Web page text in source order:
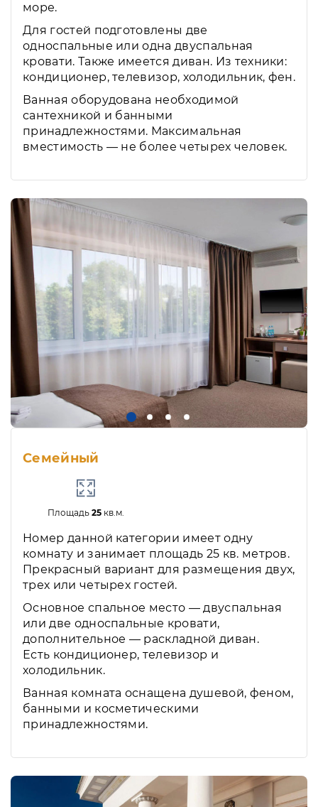
море.
Для гостей подготовлены две
односпальные или одна двуспальная
кровати. Также имеется диван. Из техники:
кондиционер, телевизор, холодильник, фен.
Ванная оборудована необходимой
сантехникой и банными
принадлежностями. Максимальная
вместимость — не более четырех человек.
Семейный
Площадь 25кв.м.
Номер данной категории имеет одну
комнату и занимает площадь 25 кв. метров.
Прекрасный вариант для размещения двух,
трех или четырех гостей.
Основное спальное место — двуспальная
или две односпальные кровати,
дополнительное — раскладной диван.
Есть кондиционер, телевизор и
холодильник.
Ванная комната оснащена душевой, феном,
банными и косметическими
принадлежностями.